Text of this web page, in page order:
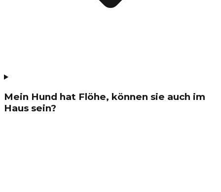
Mein Hund hat Flöhe, können sie auch im
Haus sein?